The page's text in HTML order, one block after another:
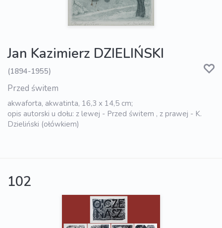
Jan Kazimierz DZIELIŃSKI
(1894-1955)
Przed świtem
akwaforta, akwatinta, 16,3 x 14,5 cm;
opis autorski u dołu: z lewej - Przed świtem , z prawej - K.
Dzieliński (ołówkiem)
102